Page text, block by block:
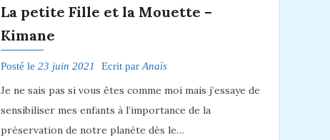
La petite Fille et la Mouette –
Kimane
Posté le 23 juin 2021 Ecrit par Anaïs
Je ne sais pas si vous êtes comme moi mais j’essaye de
sensibiliser mes enfants à l’importance de la
préservation de notre planète dès le…